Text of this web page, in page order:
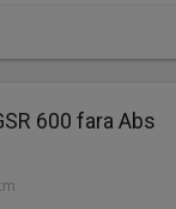
600 fara Abs